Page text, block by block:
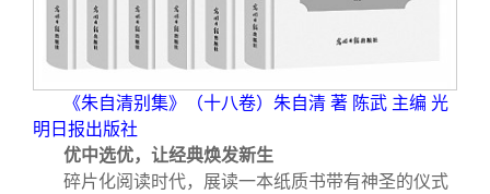
《朱自清别集》（十八卷）朱自清 著 陈武 主编 光
明日报出版社
优中选优，让经典焕发新生
碎片化阅读时代，展读一本纸质书带有神圣的仪式